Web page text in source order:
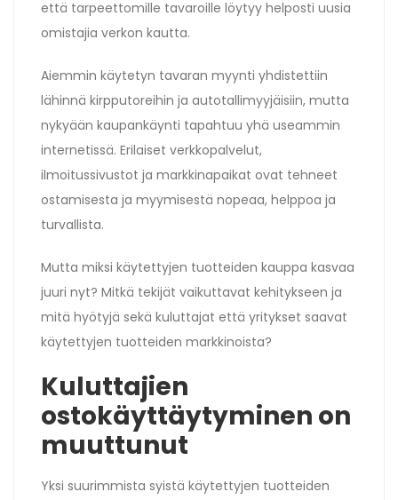
että tarpeettomille tavaroille löytyy helposti uusia
omistajia verkon kautta.
Aiemmin käytetyn tavaran myynti yhdistettiin
lähinnä kirpputoreihin ja autotallimyyjäisiin, mutta
nykyään kaupankäynti tapahtuu yhä useammin
internetissä. Erilaiset verkkopalvelut,
ilmoitussivustot ja markkinapaikat ovat tehneet
ostamisesta ja myymisestä nopeaa, helppoa ja
turvallista.
Mutta miksi käytettyjen tuotteiden kauppa kasvaa
juuri nyt? Mitkä tekijät vaikuttavat kehitykseen ja
mitä hyötyjä sekä kuluttajat että yritykset saavat
käytettyjen tuotteiden markkinoista?
Kuluttajien
ostokäyttäytyminen on
muuttunut
Yksi suurimmista syistä käytettyjen tuotteiden